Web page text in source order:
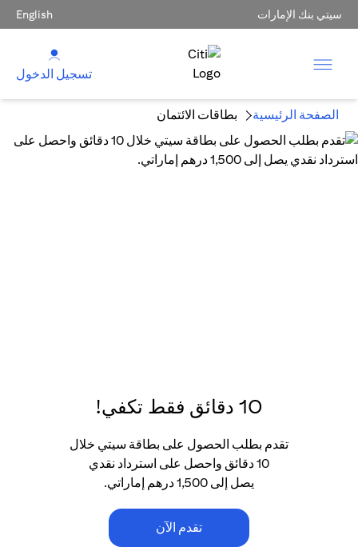
سيتي بنك الإمارات English
تسجيل الدخول
الصفحة الرئيسية بطاقات الائتمان
10 دقائق فقط تكفي!
تقدم بطلب الحصول على بطاقة سيتي خلال
10 دقائق واحصل على استرداد نقدي
يصل إلى 1,500 درهم إماراتي.
تقدم الآن